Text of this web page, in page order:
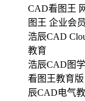
CAD看图王
图王 企业会员
浩辰CAD
教育
浩辰CAD图
看图王教育版
辰CAD电气